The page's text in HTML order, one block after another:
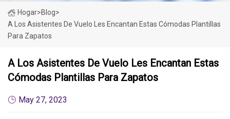
Hogar>Blog>
A Los Asistentes De Vuelo Les Encantan Estas Cómodas Plantillas
Para Zapatos
A Los Asistentes De Vuelo Les Encantan Estas
Cómodas Plantillas Para Zapatos
May 27, 2023